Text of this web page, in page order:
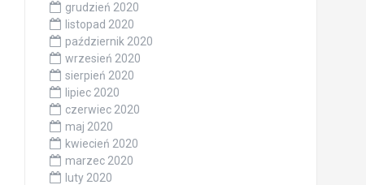
grudzień 2020
listopad 2020
październik 2020
wrzesień 2020
sierpień 2020
lipiec 2020
czerwiec 2020
maj 2020
kwiecień 2020
marzec 2020
luty 2020